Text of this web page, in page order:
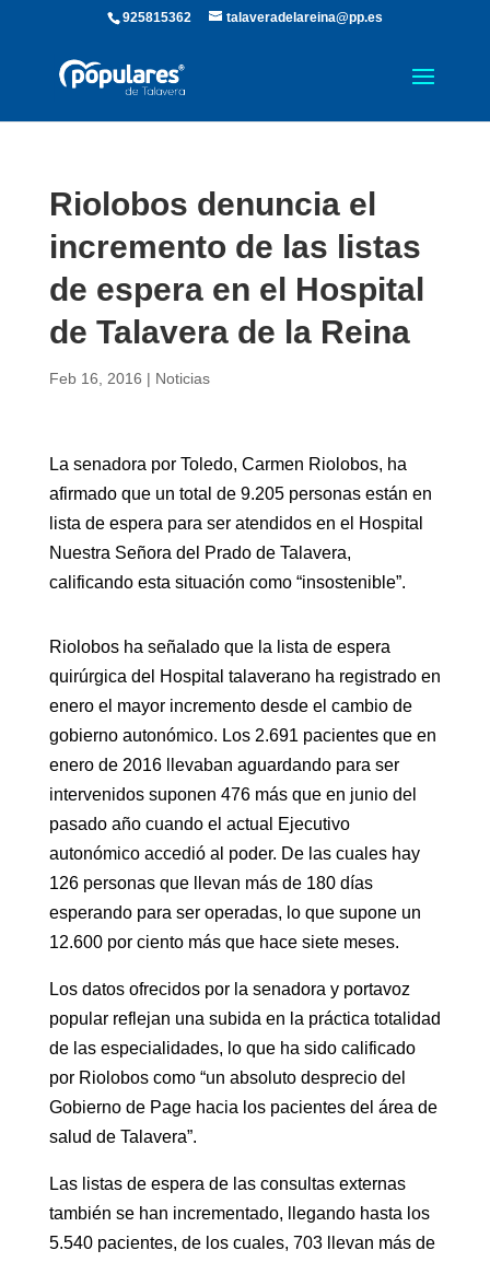
925815362 talaveradelareina@pp.es
Riolobos denuncia el
incremento de las listas
de espera en el Hospital
de Talavera de la Reina
Feb 16, 2016 | Noticias
La senadora por Toledo, Carmen Riolobos, ha
afirmado que un total de 9.205 personas están en
lista de espera para ser atendidos en el Hospital
Nuestra Señora del Prado de Talavera,
calificando esta situación como “insostenible”.
Riolobos ha señalado que la lista de espera
quirúrgica del Hospital talaverano ha registrado en
enero el mayor incremento desde el cambio de
gobierno autonómico. Los 2.691 pacientes que en
enero de 2016 llevaban aguardando para ser
intervenidos suponen 476 más que en junio del
pasado año cuando el actual Ejecutivo
autonómico accedió al poder. De las cuales hay
126 personas que llevan más de 180 días
esperando para ser operadas, lo que supone un
12.600 por ciento más que hace siete meses.
Los datos ofrecidos por la senadora y portavoz
popular reflejan una subida en la práctica totalidad
de las especialidades, lo que ha sido calificado
por Riolobos como “un absoluto desprecio del
Gobierno de Page hacia los pacientes del área de
salud de Talavera”.
Las listas de espera de las consultas externas
también se han incrementado, llegando hasta los
5.540 pacientes, de los cuales, 703 llevan más de